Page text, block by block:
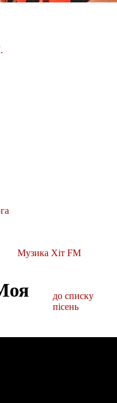
Музика Хіт FM
до списку
пісень